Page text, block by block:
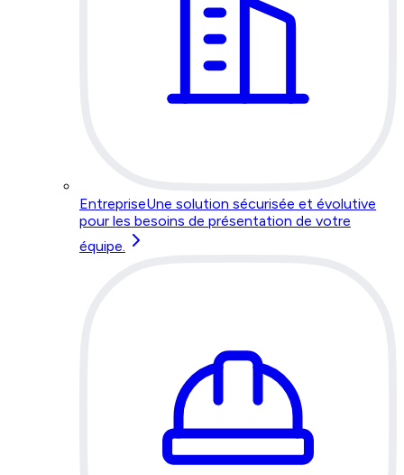
EntrepriseUne solution sécurisée et évolutive
pour les besoins de présentation de votre
équipe.